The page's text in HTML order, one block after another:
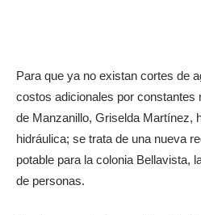
Para que ya no existan cortes de
costos adicionales por constantes
de Manzanillo, Griselda Martínez,
hidráulica; se trata de una nueva
potable para la colonia Bellavista,
de personas.